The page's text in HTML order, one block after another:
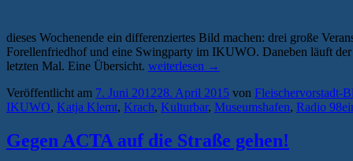
dieses Wochenende ein differenziertes Bild machen: drei große
Forellenfriedhof und eine Swingparty im IKUWO. Daneben läuft
letzten Mal. Eine Übersicht. „Kurze
lange
Nächte
das
Greifswalder
weiterlesen →
Veröffentlicht am 7. Juni 201228. April 2015 von Fleischervorstadt-
IKUWO, Katja Klemt, Krach, Kulturbar, Museumshafen, Radio
Gegen ACTA auf die Straße gehen!